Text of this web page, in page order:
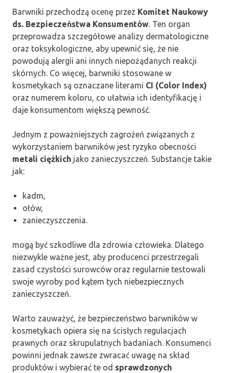
Barwniki przechodzą ocenę przez Komitet Naukowy
ds. Bezpieczeństwa Konsumentów. Ten organ
przeprowadza szczegółowe analizy dermatologiczne
oraz toksykologiczne, aby upewnić się, że nie
powodują alergii ani innych niepożądanych reakcji
skórnych. Co więcej, barwniki stosowane w
kosmetykach są oznaczane literami CI (Color Index)
oraz numerem koloru, co ułatwia ich identyfikację i
daje konsumentom większą pewność.
Jednym z poważniejszych zagrożeń związanych z
wykorzystaniem barwników jest ryzyko obecności
metali ciężkich jako zanieczyszczeń. Substancje takie
jak:
kadm,
ołów,
zanieczyszczenia.
mogą być szkodliwe dla zdrowia człowieka. Dlatego
niezwykle ważne jest, aby producenci przestrzegali
zasad czystości surowców oraz regularnie testowali
swoje wyroby pod kątem tych niebezpiecznych
zanieczyszczeń.
Warto zauważyć, że bezpieczeństwo barwników w
kosmetykach opiera się na ścisłych regulacjach
prawnych oraz skrupulatnych badaniach. Konsumenci
powinni jednak zawsze zwracać uwagę na skład
produktów i wybierać te od sprawdzonych